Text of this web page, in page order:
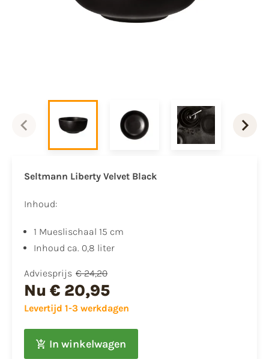
Seltmann Liberty Velvet Black
Inhoud:
1 Mueslischaal 15 cm
Inhoud ca. 0,8 liter
Adviesprijs € 24,20
Nu € 20,95
Levertijd 1-3 werkdagen
In winkelwagen